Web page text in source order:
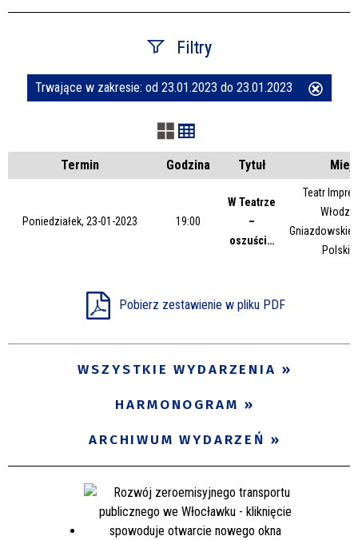
Filtry
Szukana fraza
Kategoria
Trwające w zakresie
Trwające w zakresie: od 23.01.2023 do 23.01.2023
Termin Godzina Tytuł
Poniedziałek, 23-01-2023 19:00
W Teatrze
–
oszuści…
Teatr
Pobierz zestawienie w pliku PDF
WSZYSTKIE WYDARZENIA
HARMONOGRAM
ARCHIWUM WYDARZEŃ